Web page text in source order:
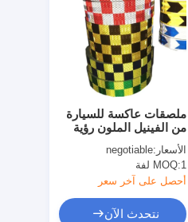
ملصقات عاكسة للسيارة
من الفينيل الملون رؤية
عالية
الأسعار:negotiable
MOQ:1 لفة
أحصل على آخر سعر
نتحدث الآن